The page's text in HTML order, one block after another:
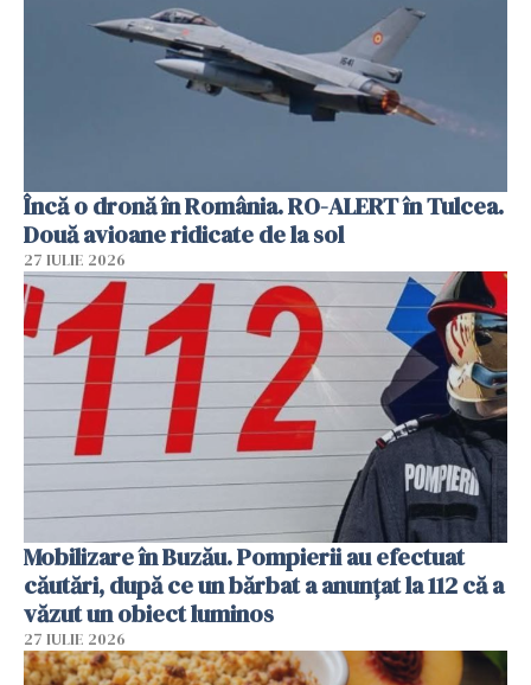
Încă o dronă în România. RO-ALERT în Tulcea.
Două avioane ridicate de la sol
27 IULIE 2026
Mobilizare în Buzău. Pompierii au efectuat
căutări, după ce un bărbat a anunțat la 112 că a
văzut un obiect luminos
27 IULIE 2026